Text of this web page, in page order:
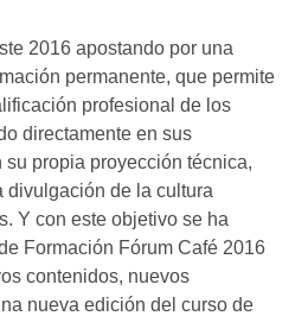
2016 apostando por una
permanente, que permite
profesional de los
directamente en sus
propia proyección técnica,
divulgación de la cultura
Y con este objetivo se ha
Formación Fórum Café 2016
contenidos, nuevos
nueva edición del curso de